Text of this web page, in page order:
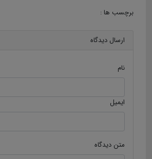
برچسب ها :
ارسال دیدگاه
نام
ایمیل
متن دیدگاه